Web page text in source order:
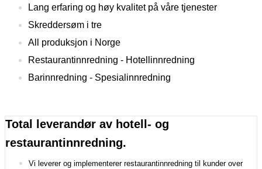
Lang erfaring og høy kvalitet på våre tjenester
Skreddersøm i tre
All produksjon i Norge
Restaurantinnredning - Hotellinnredning
Barinnredning - Spesialinnredning
Total leverandør av hotell- og
restaurantinnredning.
Vi leverer og implementerer restaurantinnredning til kunder over